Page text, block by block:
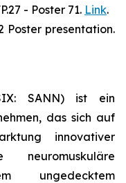
- Poster 71. Link.
presentation.
SANN) ist ein
das sich auf
innovativer
ungedecktem